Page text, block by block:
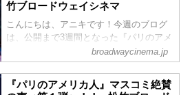
竹ブロードウェイシネマ
こんにちは、アニキです！今週のブログ
は、公開まで3週間となった『パリのアメ
リカ人』の宣伝展開についてご報告しま
す！今回から『パリのアメリカ人』公開
までのアニキ・ブログは、「気になる宣
伝展開」をコンパクトにお届けしていき
broadwaycinema.jp
『パリのアメリカ人』マスコミ絶賛